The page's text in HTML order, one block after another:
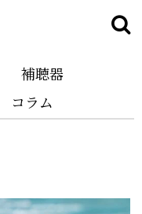
補聴器
コラム